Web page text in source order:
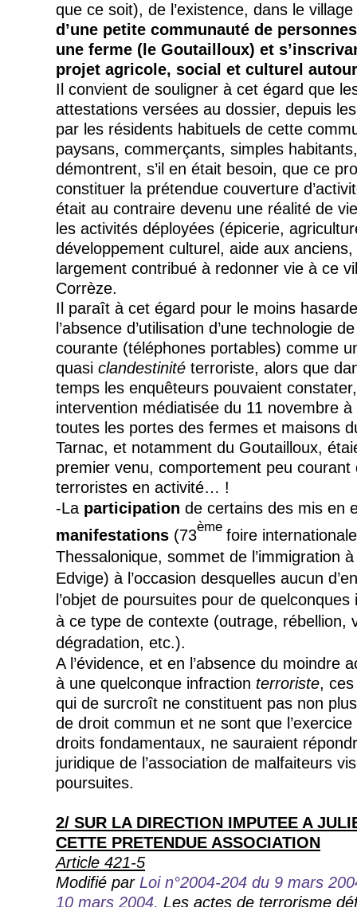
que ce soit), de l’existence, dans le
d’une petite communauté de
une ferme (le Goutailloux) et
projet agricole, social et culturel
Il convient de souligner à cet égard que
attestations versées au dossier, depuis
par les résidents habituels de cette
paysans, commerçants, simples
démontrent, s’il en était besoin, que ce
constituer la prétendue couverture
était au contraire devenu une réalité de
les activités déployées (épicerie,
développement culturel, aide aux
largement contribué à redonner vie à ce
Corrèze.
Il paraît à cet égard pour le moins
l’absence d’utilisation d’une technologie
courante (téléphones portables) comme
quasi clandestinité terroriste, alors que
temps les enquêteurs pouvaient
intervention médiatisée du 11 novembre à
toutes les portes des fermes et maisons
Tarnac, et notamment du Goutailloux,
premier venu, comportement peu courant
terroristes en activité… !
-La participation de certains des mis en
manifestations (73ème foire
Thessalonique, sommet de l’immigration
Edvige) à l’occasion desquelles aucun
l’objet de poursuites pour de
à ce type de contexte (outrage, rébellion,
dégradation, etc.).
A l’évidence, et en l’absence du moindre
à une quelconque infraction terroriste,
qui de surcroît ne constituent pas non
de droit commun et ne sont que
droits fondamentaux, ne sauraient
juridique de l’association de malfaiteurs
poursuites.
2/ SUR LA DIRECTION IMPUTEE A
CETTE PRETENDUE ASSOCIATION
Article 421-5
Modifié par Loi n°2004-204 du 9 mars
10 mars 2004. Les actes de terrorisme